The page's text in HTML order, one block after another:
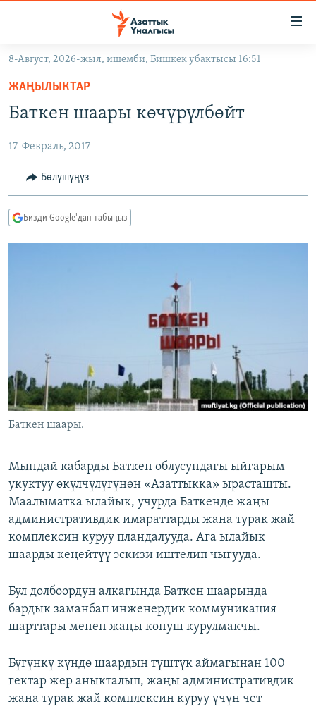
Навигацияга
өтүңүз
Издөөгө
салыңыз
САЯСАТ
ЭКОНОМИКА
ДҮЙНӨ
БОРБОР АЗИЯ
УКРАИНА
АТАЙЫН ИЛИКТӨӨ
БҮГҮН АЗАТТЫКТА
АЗАТТЫК+
ЫҢГАЙСЫЗ СУРООЛОР
ПОДКАСТ
ЭЕ/АРнун бардык сайттары
8-Август, 2026-жыл, ишемби, Бишкек убактысы 16:51
ЖАҢЫЛЫКТАР
Баткен шаары көчүрүлбөйт
17-Февраль, 2017
Бөлүшүңүз
Бизди Google'дан табыңыз
Баткен шаары.
Мындай кабарды Баткен облусундагы ыйгарым
укуктуу өкүлчүлүгүнөн «Азаттыкка» ырасташты.
Маалыматка ылайык, учурда Баткенде жаңы
административдик имараттарды жана турак жай
комплексин куруу пландалууда. Ага ылайык
шаарды кеңейтүү эскизи иштелип чыгууда.
Бул долбоордун алкагында Баткен шаарында
бардык заманбап инженердик коммуникация
шарттары менен жаңы конуш курулмакчы.
Бүгүнкү күндө шаардын түштүк аймагынан 100
гектар жер аныкталып, жаңы административдик
жана турак жай комплексин куруу үчүн чет